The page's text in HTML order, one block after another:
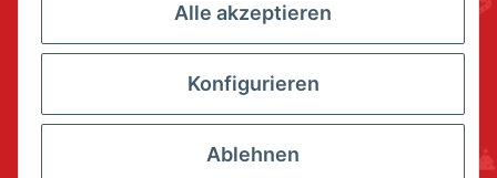
* Alle Preise inkl. gesetzlicher USt., zzgl.
Alle akzeptieren
Konfigurieren
Ablehnen